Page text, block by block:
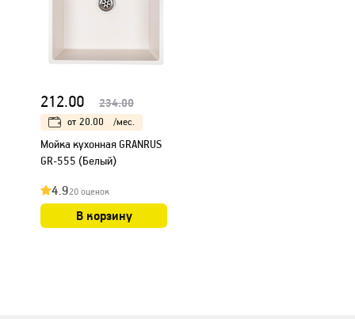
212.00 234.00
от 20.00 /мес.
Мойка кухонная GRANRUS
GR-555 (Белый)
4.920 оценок
В корзину